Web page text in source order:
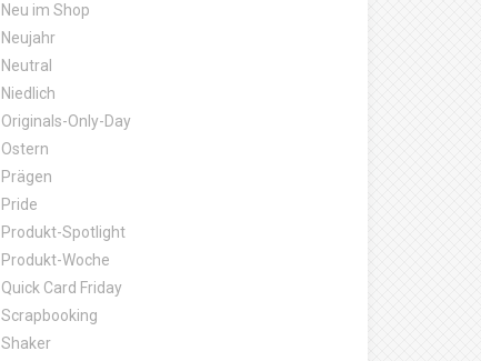
Neu im Shop
Neujahr
Neutral
Niedlich
Originals-Only-Day
Ostern
Prägen
Pride
Produkt-Spotlight
Produkt-Woche
Quick Card Friday
Scrapbooking
Shaker